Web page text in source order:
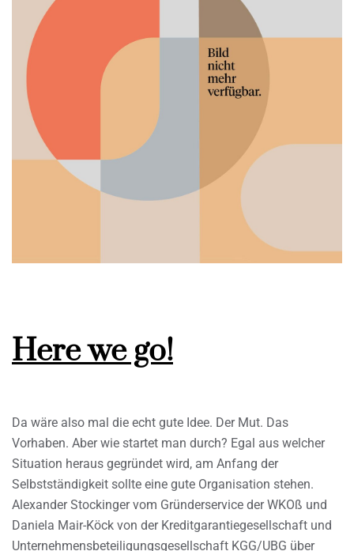
Here we go!
Da wäre also mal die echt gute Idee. Der Mut. Das
Vorhaben. Aber wie startet man durch? Egal aus welcher
Situation heraus gegründet wird, am Anfang der
Selbstständigkeit sollte eine gute Organisation stehen.
Alexander Stockinger vom Gründerservice der WKOß und
Daniela Mair-Köck von der Kreditgarantiegesellschaft und
Unternehmensbeteiligungsgesellschaft KGG/UBG über